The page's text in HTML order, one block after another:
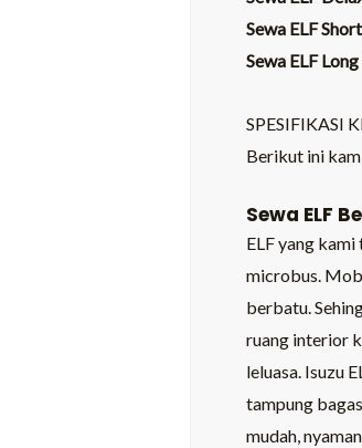
Sewa ELF
Sewa ELF
SPESIFIKASI
Berikut ini
Sewa ELF
ELF yang
microbus.
berbatu.
ruang interior
leluasa. Isuzu
tampung
mudah,